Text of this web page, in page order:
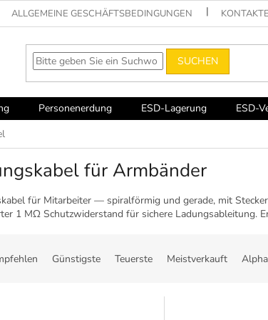
ALLGEMEINE GESCHÄFTSBEDINGUNGEN KONTAKTE
SUCHEN
Personenerdung ESD-Lagerung ESD-
für Armbänder
für Mitarbeiter — spiralförmig und gerade, mit
1 MΩ Schutzwiderstand für sichere Ladungsableitung.
Günstigste Teuerste Meistverkauft